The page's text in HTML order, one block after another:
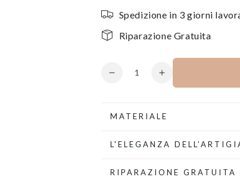
Spedizione in 3 giorni
Riparazione Gratuita
Quantità
Diminuisce
per
girocollo
colorati
Aumenta
per
girocollo
colorati
MATERIALE
L'ELEGANZA
RIPARAZIONE GRATUITA